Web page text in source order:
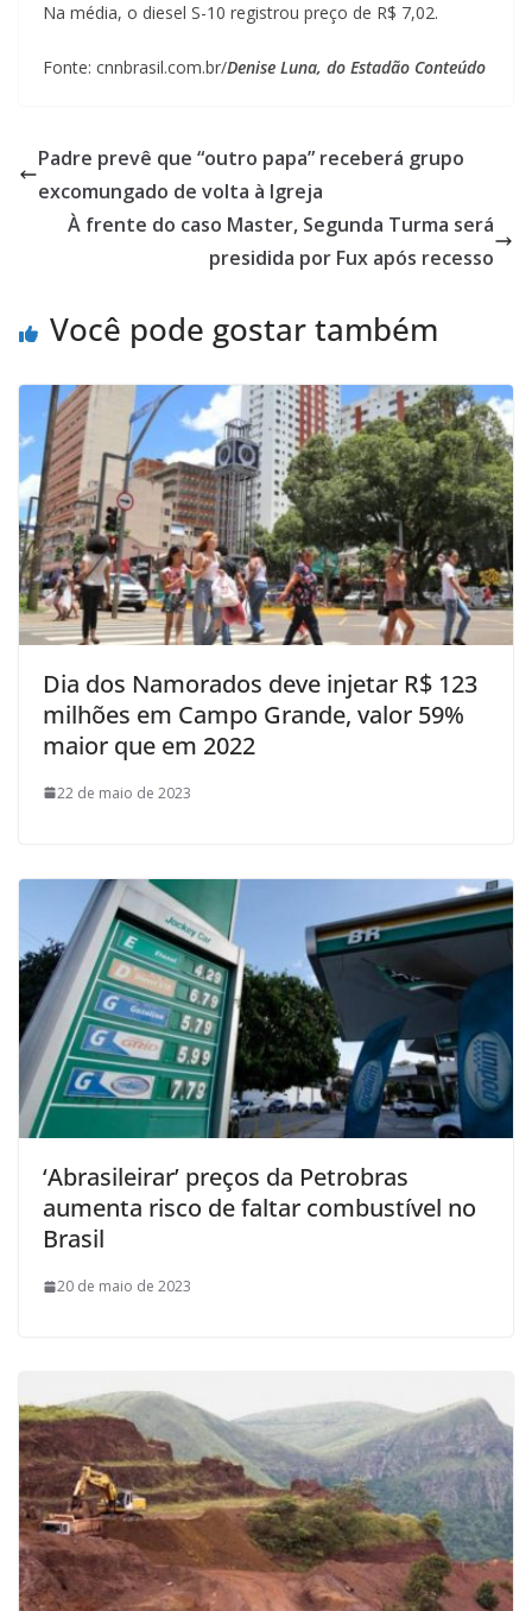
Na média, o diesel S-10 registrou preço de R$ 7,02.
Fonte: cnnbrasil.com.br/Denise Luna, do Estadão Conteúdo
Padre prevê que “outro papa” receberá grupo
excomungado de volta à Igreja
À frente do caso Master, Segunda Turma será
presidida por Fux após recesso
Você pode gostar também
Dia dos Namorados deve injetar R$ 123
milhões em Campo Grande, valor 59%
maior que em 2022
22 de maio de 2023
‘Abrasileirar’ preços da Petrobras
aumenta risco de faltar combustível no
Brasil
20 de maio de 2023